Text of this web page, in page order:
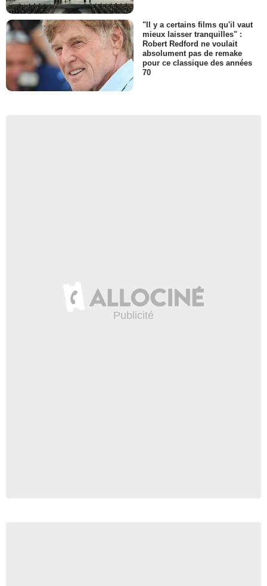
"Il y a certains films qu'il vaut
mieux laisser tranquilles" :
Robert Redford ne voulait
absolument pas de remake
pour ce classique des années
70